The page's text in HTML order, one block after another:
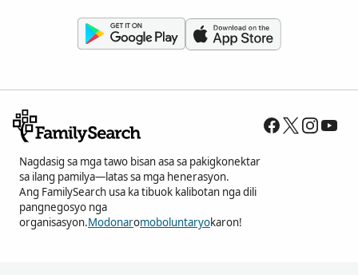
Nagdasig sa mga tawo bisan asa sa pakigkonektar
sa ilang pamilya—latas sa mga henerasyon.
Ang FamilySearch usa ka tibuok kalibotan nga dili
pangnegosyo nga
organisasyon.Modonaromoboluntaryokaron!